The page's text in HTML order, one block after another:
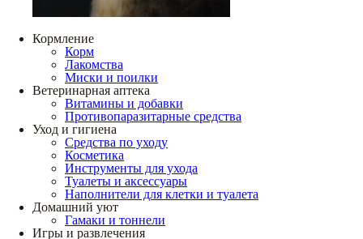
Кормление
Корм
Лакомства
Миски и поилки
Ветеринарная аптека
Витамины и добавки
Противопаразитарные средства
Уход и гигиена
Средства по уходу
Косметика
Инструменты для ухода
Туалеты и аксессуары
Наполнители для клетки и туалета
Домашний уют
Гамаки и тоннели
Игры и развлечения